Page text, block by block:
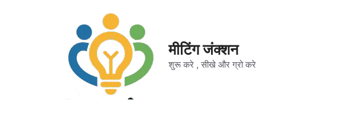
मीटिंग जंक्शन
शुरू करे , सीखे और ग्रो करे